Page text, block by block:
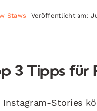
Staws Veröffentlicht am:
3 Tipps für
Instagram-Stories